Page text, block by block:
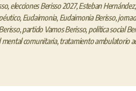
, elecciones Berisso 2027,Esteban Hernández,
, Eudaimonia, Eudaimonia Berisso,
,partido Vamos Berisso, política social
mental comunitaria, tratamiento ambulatorio